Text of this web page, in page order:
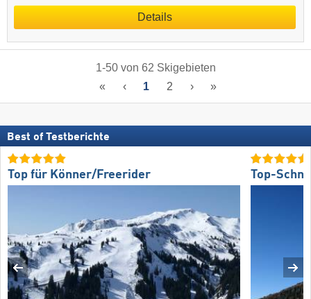
Details
1-50von 62 Skigebieten
«
‹ 1 2 › »
Best of Testberichte
Top für Könner/Freerider Top-